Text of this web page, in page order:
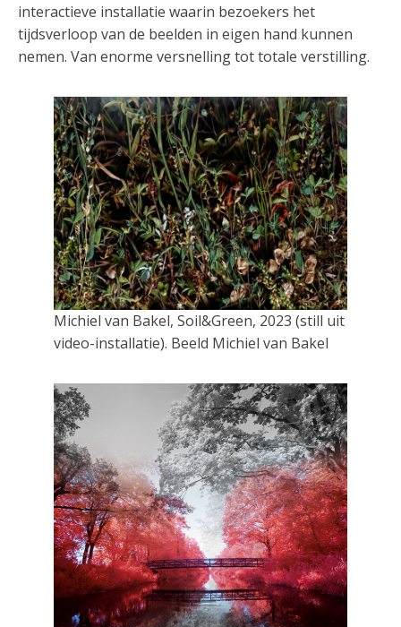
interactieve installatie waarin bezoekers het
tijdsverloop van de beelden in eigen hand kunnen
nemen. Van enorme versnelling tot totale verstilling.
Michiel van Bakel, Soil&Green, 2023 (still uit
video-installatie). Beeld Michiel van Bakel